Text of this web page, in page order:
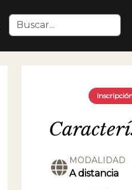
MODALIDAD
A distancia